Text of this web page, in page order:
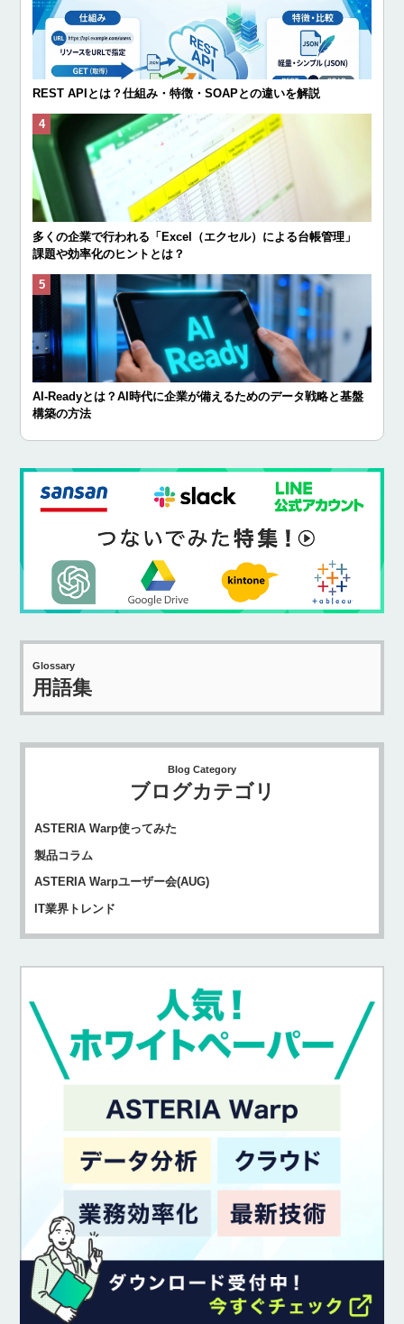
REST APIとは？仕組み・特徴・SOAPとの違いを解説
多くの企業で行われる「Excel（エクセル）による台帳管理」
課題や効率化のヒントとは？
AI-Readyとは？AI時代に企業が備えるためのデータ戦略と基盤
構築の方法
Glossary
用語集
Blog Category
ブログカテゴリ
ASTERIA Warp使ってみた
製品コラム
ASTERIA Warpユーザー会(AUG)
IT業界トレンド